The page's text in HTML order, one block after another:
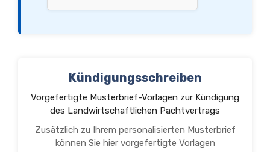
Kündigungsschreiben
Vorgefertigte Musterbrief-Vorlagen zur Kündigung
des Landwirtschaftlichen Pachtvertrags
Zusätzlich zu Ihrem personalisierten Musterbrief
können Sie hier vorgefertigte Vorlagen